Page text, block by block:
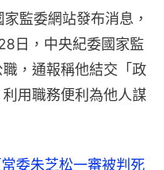
監委網站發布消息，
日，中央紀委國家監
，通報稱他結交「政
用職務便利為他人謀
委朱芝松一審被判死